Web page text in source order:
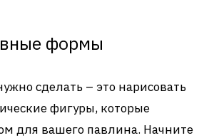
формы
сделать – это нарисовать
фигуры, которые
для вашего павлина. Начните